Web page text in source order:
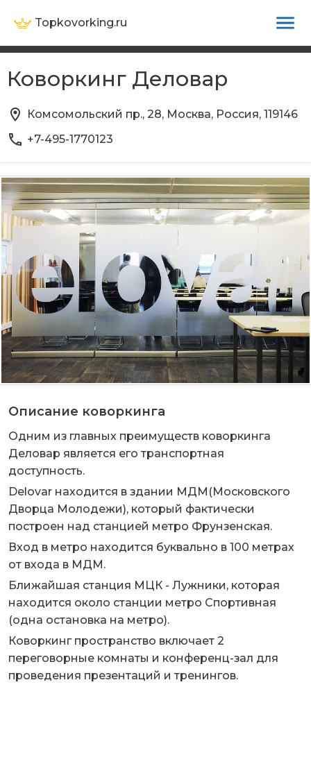
Topkovorking.ru
Коворкинг Деловар
Комсомольский пр., 28, Москва, Россия, 119146
+7-495-1770123
Описание коворкинга
Одним из главных преимуществ коворкинга
Деловар является его транспортная
доступность.
Delovar находится в здании МДМ(Московского
Дворца Молодежи), который фактически
построен над станцией метро Фрунзенская.
Вход в метро находится буквально в 100 метрах
от входа в МДМ.
Ближайшая станция МЦК - Лужники, которая
находится около станции метро Спортивная
(одна остановка на метро).
Коворкинг пространство включает 2
переговорные комнаты и конференц-зал для
проведения презентаций и тренингов.